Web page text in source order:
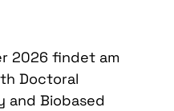
2026 findet am
Doctoral
and Biobased